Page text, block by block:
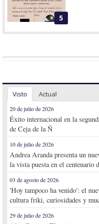
5
Visto Actual
20 de julio de 2026
Éxito internacional en la
de Ceja de la Ñ
10 de julio de 2026
Andrea Aranda presenta un
la vista puesta en el centenario
03 de agosto de 2026
'Hoy tampoco ha venido': el
cultura friki, curiosidades y
29 de julio de 2026